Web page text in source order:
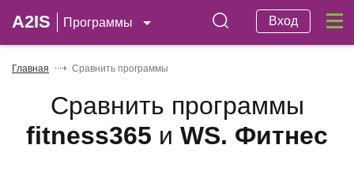
A2IS Программы Вход
Главная Сравнить программы
Сравнить программы
fitness365 и WS. Фитнес